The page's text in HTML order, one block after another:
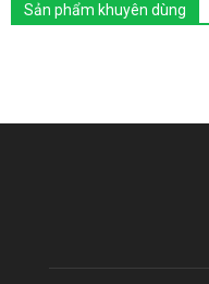
Sản phẩm khuyên dùng